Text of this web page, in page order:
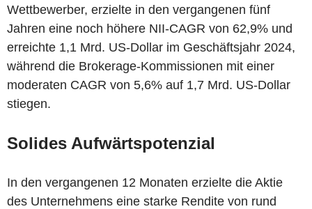
Wettbewerber, erzielte in den vergangenen fünf
Jahren eine noch höhere NII-CAGR von 62,9% und
erreichte 1,1 Mrd. US-Dollar im Geschäftsjahr 2024,
während die Brokerage-Kommissionen mit einer
moderaten CAGR von 5,6% auf 1,7 Mrd. US-Dollar
stiegen.
Solides Aufwärtspotenzial
In den vergangenen 12 Monaten erzielte die Aktie
des Unternehmens eine starke Rendite von rund